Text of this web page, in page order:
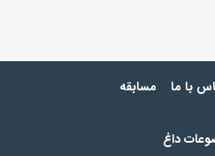
با ما مسابقه
داغ